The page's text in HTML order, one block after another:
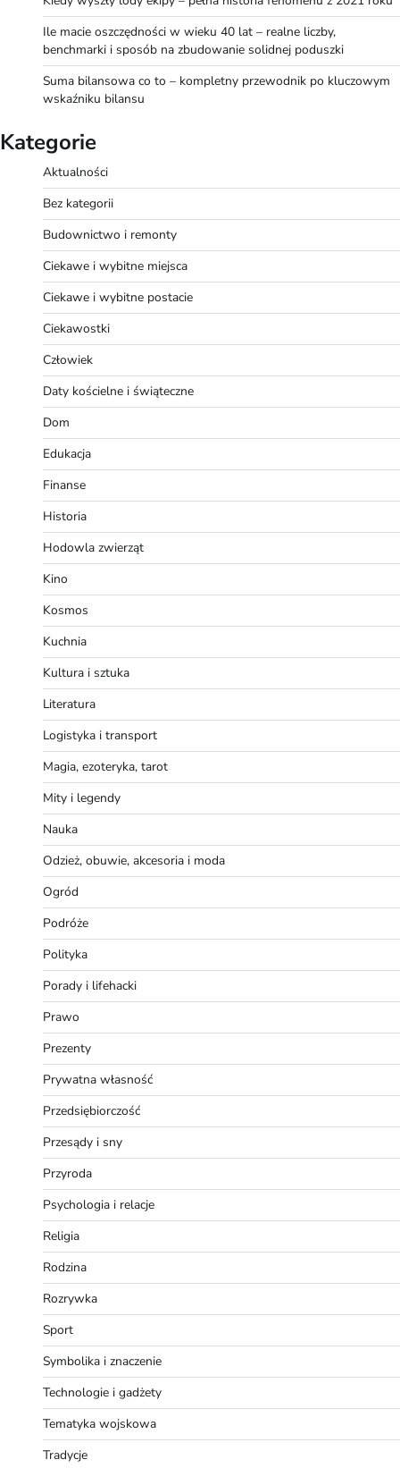
Ile macie oszczędności w wieku 40 lat – realne liczby,
benchmarki i sposób na zbudowanie solidnej poduszki
Suma bilansowa co to – kompletny przewodnik po kluczowym
wskaźniku bilansu
Kategorie
Aktualności
Bez kategorii
Budownictwo i remonty
Ciekawe i wybitne miejsca
Ciekawe i wybitne postacie
Ciekawostki
Człowiek
Daty kościelne i świąteczne
Dom
Edukacja
Finanse
Historia
Hodowla zwierząt
Kino
Kosmos
Kuchnia
Kultura i sztuka
Literatura
Logistyka i transport
Magia, ezoteryka, tarot
Mity i legendy
Nauka
Odzież, obuwie, akcesoria i moda
Ogród
Podróże
Polityka
Porady i lifehacki
Prawo
Prezenty
Prywatna własność
Przedsiębiorczość
Przesądy i sny
Przyroda
Psychologia i relacje
Religia
Rodzina
Rozrywka
Sport
Symbolika i znaczenie
Technologie i gadżety
Tematyka wojskowa
Tradycje